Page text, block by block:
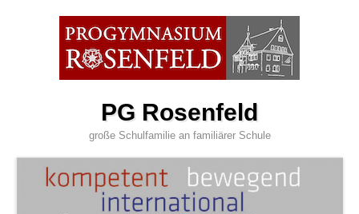
PG Rosenfeld
große Schulfamilie an familiärer Schule